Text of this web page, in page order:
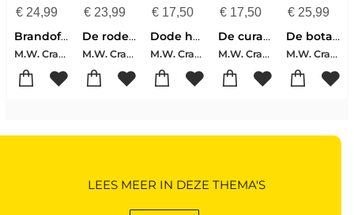
€24,99
Brandoffer
M.W. Craven
€23,99
De rode kamer
M.W. Craven
€ 17,50
Dode hoek
M.W. Craven
€ 17,50
De curator
M.W. Craven
€ 25,99
De botanist
M.W. Craven
LEES MEER IN DEZE THEMA'S